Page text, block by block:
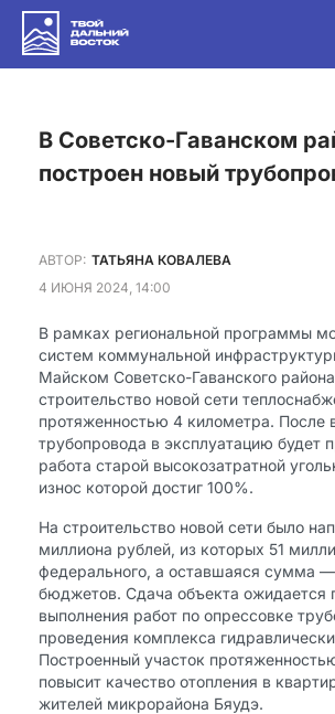
в Советско-Гаванском районе
построен новый
АВТОР: ТАТЬЯНА КОВАЛЕВА
4 ИЮНЯ 2024, 14:00
В рамках региональной программы
систем коммунальной
Майском Советско-Гаванского
строительство новой сети
протяженностью 4 километра. После
трубопровода в эксплуатацию будет
работа старой высокозатратной
износ которой достиг 100%.
На строительство новой сети было
миллиона рублей, из которых 51
федерального, а оставшаяся сумма —
бюджетов. Сдача объекта ожидается
выполнения работ по опрессовке
проведения комплекса
Построенный участок
повысит качество отопления в
жителей микрорайона Бяудэ.